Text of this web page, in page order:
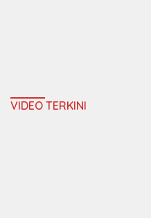
VIDEO TERKINI